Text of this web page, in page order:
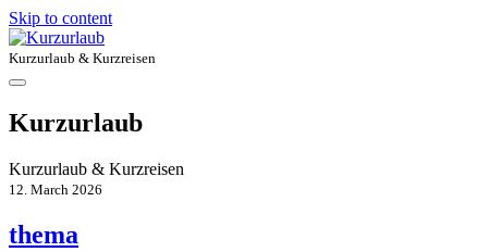
Skip to content
Kurzurlaub & Kurzreisen
Kurzurlaub
Kurzurlaub & Kurzreisen
12. March 2026
thema